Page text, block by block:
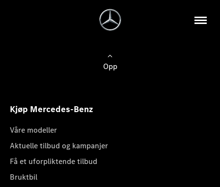
Opp
Kjøp Mercedes-Benz
Våre modeller
Aktuelle tilbud og kampanjer
Få et uforpliktende tilbud
Bruktbil